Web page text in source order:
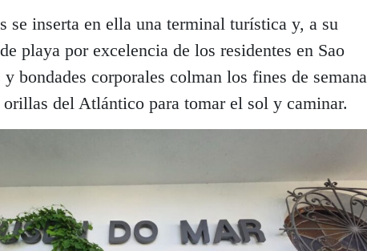
se inserta en ella una terminal turística y, a su
playa por excelencia de los residentes en Sao
bondades corporales colman los fines de semana
orillas del Atlántico para tomar el sol y caminar.